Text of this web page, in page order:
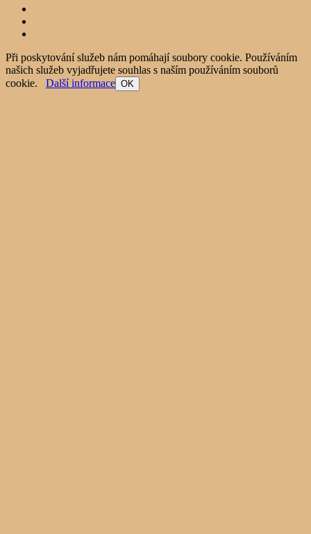
Při poskytování služeb nám pomáhají soubory cookie. Používáním
našich služeb vyjadřujete souhlas s naším používáním souborů
cookie. Další informace